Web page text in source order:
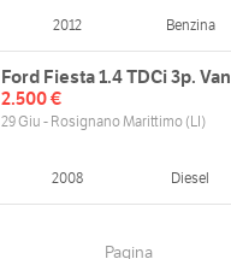
2012 Benzina
Ford Fiesta 1.4 TDCi 3p. Van
2.500 €
29 Giu - Rosignano Marittimo (LI)
2008 Diesel
Pagina